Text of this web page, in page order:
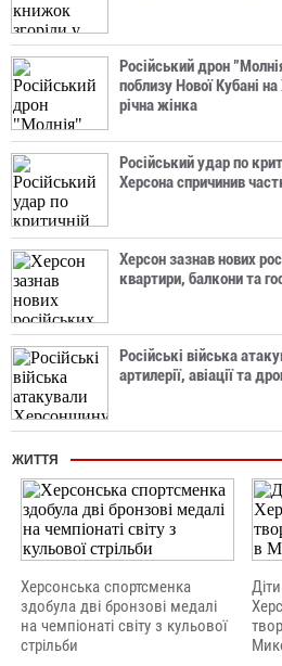
Російський дрон
поблизу Нової Кубані
річна жінка
Російський удар по
Херсона спричинив
Херсон зазнав нових
квартири, балкони та
Російські війська
артилерії, авіації та
ЖИТТЯ
Херсонська спортсменка
здобула дві бронзові медалі
на чемпіонаті світу з кульової
стрільби